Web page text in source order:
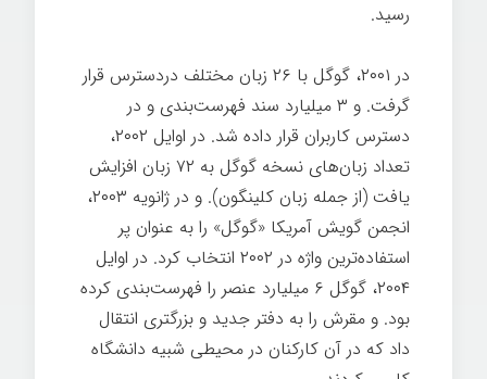
رسید.
در ۲۰۰۱، گوگل با ۲۶ زبان مختلف دردسترس قرار
گرفت. و ۳ میلیارد سند فهرست‌بندی و در
دسترس کاربران قرار داده شد. در اوایل ۲۰۰۲،
تعداد زبان‌های نسخه گوگل به ۷۲ زبان افزایش
یافت (از جمله زبان کلینگون
). و در ژانویه ۲۰۰۳،
انجمن گویش آمریکا «گوگل» را به عنوان پر
استفاده‌ترین واژه در ۲۰۰۲ انتخاب کرد. در اوایل
۲۰۰۴، گوگل ۶ میلیارد عنصر را فهرست‌بندی کرده
بود. و مقرش را به دفتر جدید و بزرگتری انتقال
داد که در آن کارکنان در محیطی شبیه دانشگاه